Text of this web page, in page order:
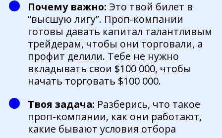
Почему важно: Это твой билет в
“высшую лигу”. Проп-компании
готовы давать капитал талантливым
трейдерам, чтобы они торговали, а
профит делили. Тебе не нужно
вкладывать свои $100 000, чтобы
начать торговать $100 000.
Твоя задача: Разберись, что такое
проп-компании, как они работают,
какие бывают условия отбора